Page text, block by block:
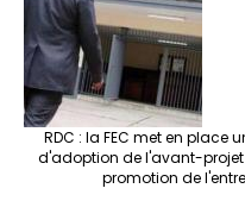
RDC : la FEC met en place
d'adoption de l'avant-
promotion de